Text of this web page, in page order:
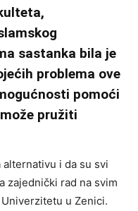
sastanka bila je
problema ove
pomoći
pružiti
i da su svi
zajednički rad na svim
u Zenici.